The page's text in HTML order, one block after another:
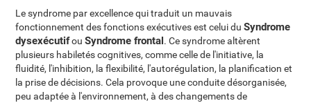
Le syndrome par excellence qui traduit un mauvais
fonctionnement des fonctions exécutives est celui duSyndrome
dysexécutifouSyndrome frontal. Ce syndrome altèrent
plusieurs habiletés cognitives, comme celle de l'initiative, la
fluidité, l'inhibition, la flexibilité, l'autorégulation, la planification et
la prise de décisions. Cela provoque une conduite désorganisée,
peu adaptée à l'environnement, à des changements de